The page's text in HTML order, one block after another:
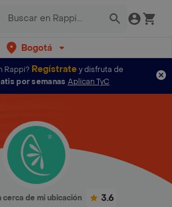
Bogotá
Rappi? Regístratey disfruta de
por semanas Aplican TyC
cerca de mi ubicación 3.6